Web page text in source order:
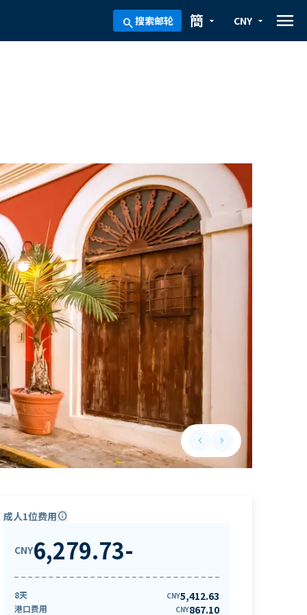
search搜索邮轮 arrow_drop_down
簡 arrow_drop_down
CNY menu
keyboard_arrow_leftPrevious slide
keyboard_arrow_rightNext slide
成人1位费用info
CNY6,279.73-
8天 CNY5,412.63
港口费用 CNY867.10